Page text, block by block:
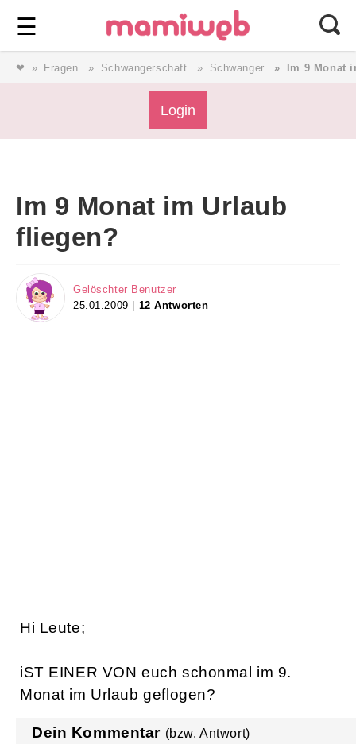
☰ ⎯ Wir lieben Familie ⎯
❤ Fragen Schwangerschaft Schwanger Im 9 Monat
Login
Im 9 Monat im Urlaub
fliegen?
Gelöschter Benutzer
25.01.2009 | 12 Antworten
Hi Leute;
iST EINER VON euch schonmal im 9.
Monat im Urlaub geflogen?
Dein Kommentar (bzw. Antwort)
Forum
Service
AGB & Impressum